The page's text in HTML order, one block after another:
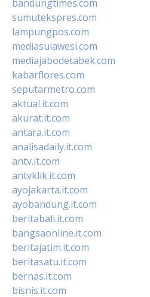
bandungtimes.com
sumutekspres.com
lampungpos.com
mediasulawesi.com
mediajabodetabek.com
kabarflores.com
seputarmetro.com
aktual.it.com
akurat.it.com
antara.it.com
analisadaily.it.com
antv.it.com
antvklik.it.com
ayojakarta.it.com
ayobandung.it.com
beritabali.it.com
bangsaonline.it.com
beritajatim.it.com
beritasatu.it.com
bernas.it.com
bisnis.it.com